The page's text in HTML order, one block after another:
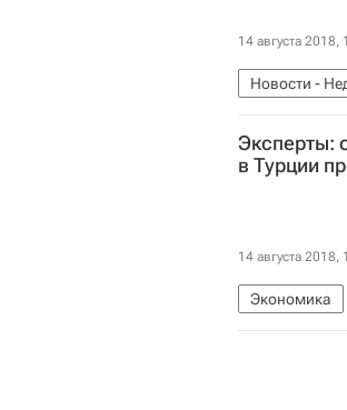
14 августа 2018,
Новости -
Эксперты:
в Турции
14 августа 2018,
Экономика
Прогноз